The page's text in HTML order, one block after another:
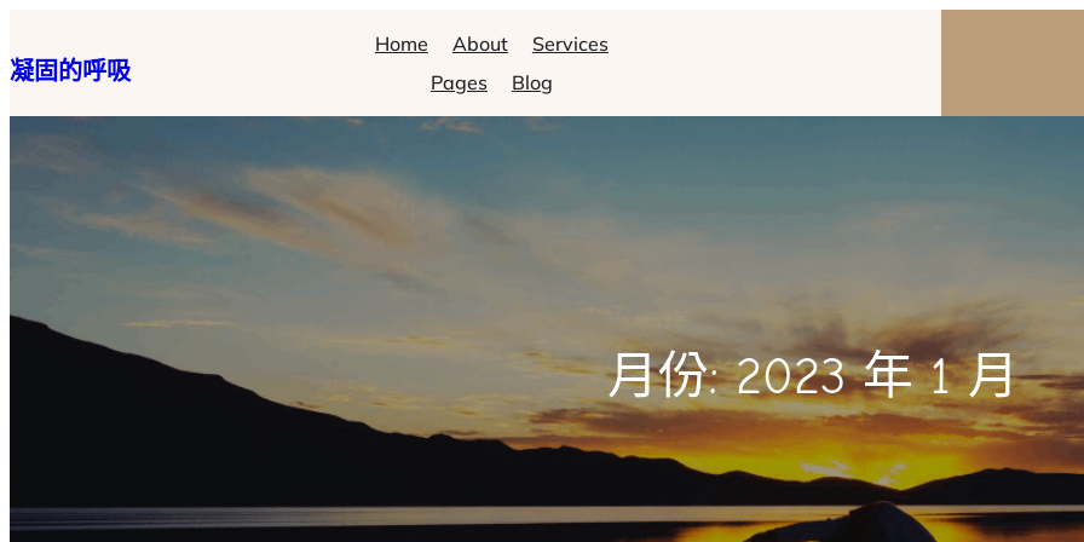
至
主
要
凝固的呼吸
Home About
Services
Pages
Blog
月份:2023 年 1 月